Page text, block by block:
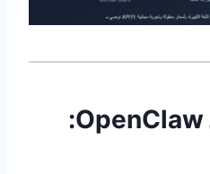
دليل المبتدئين لـ OpenClaw: